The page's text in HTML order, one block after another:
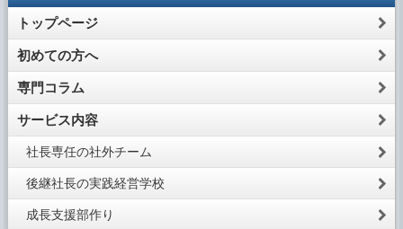
トップページ
初めての方へ
専門コラム
サービス内容
社長専任の社外チーム
後継社長の実践経営学校
成長支援部作り